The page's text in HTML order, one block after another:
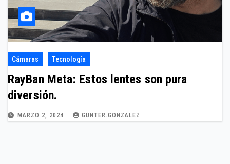
Cámaras Tecnología
RayBan Meta: Estos lentes son pura
diversión.
MARZO 2, 2024 GUNTER.GONZALEZ